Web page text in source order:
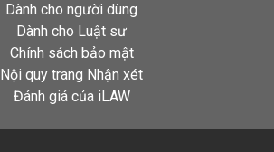
Dành cho người dùng
Dành cho Luật sư
Chính sách bảo mật
Nội quy trang Nhận xét
Đánh giá của iLAW